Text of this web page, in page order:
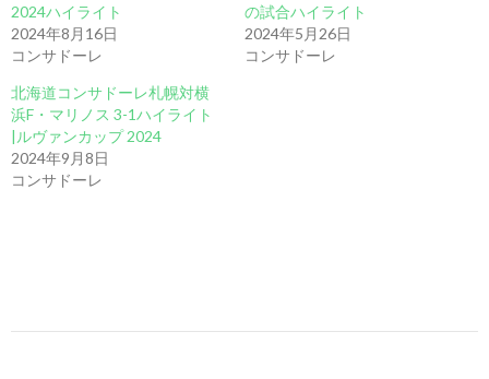
2024ハイライト
2024年8月16日
コンサドーレ
の試合ハイライト
2024年5月26日
コンサドーレ
北海道コンサドーレ札幌対横
浜F・マリノス 3-1ハイライト
|ルヴァンカップ 2024
2024年9月8日
コンサドーレ